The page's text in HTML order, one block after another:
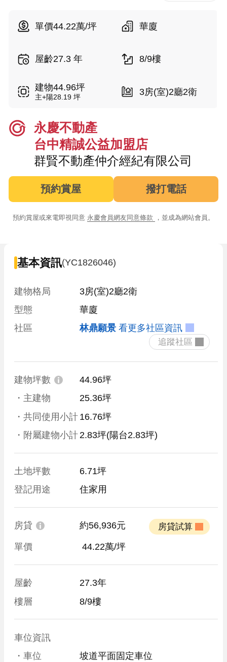
單價44.22萬/坪 華廈
屋齡27.3 年 8/9樓
建物44.96坪
主+陽28.19 坪 3房(室)2廳2衛
永慶不動產
台中精誠公益加盟店
群賢不動產仲介經紀有限公司
預約賞屋 撥打電話
預約賞屋或來電即視同意 永慶會員網友同意條款 ，並成為網站會員。
基本資訊(YC1826046)
建物格局
3房(室)2廳2衛
型態
華廈
社區
林鼎願景 看更多社區資訊
建物坪數
44.96坪
・主建物
25.36坪
・共同使用小計 16.76坪
・附屬建物小計 2.83坪(陽台2.83坪)
土地坪數
6.71坪
登記用途
住家用
房貸 約56,936元
單價 44.22萬/坪
屋齡
27.3年
樓層
8/9樓
車位資訊
・車位
坡道平面固定車位